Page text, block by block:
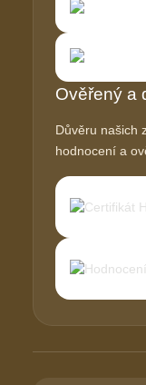
Ověřený a
Důvěru našich
hodnocení a